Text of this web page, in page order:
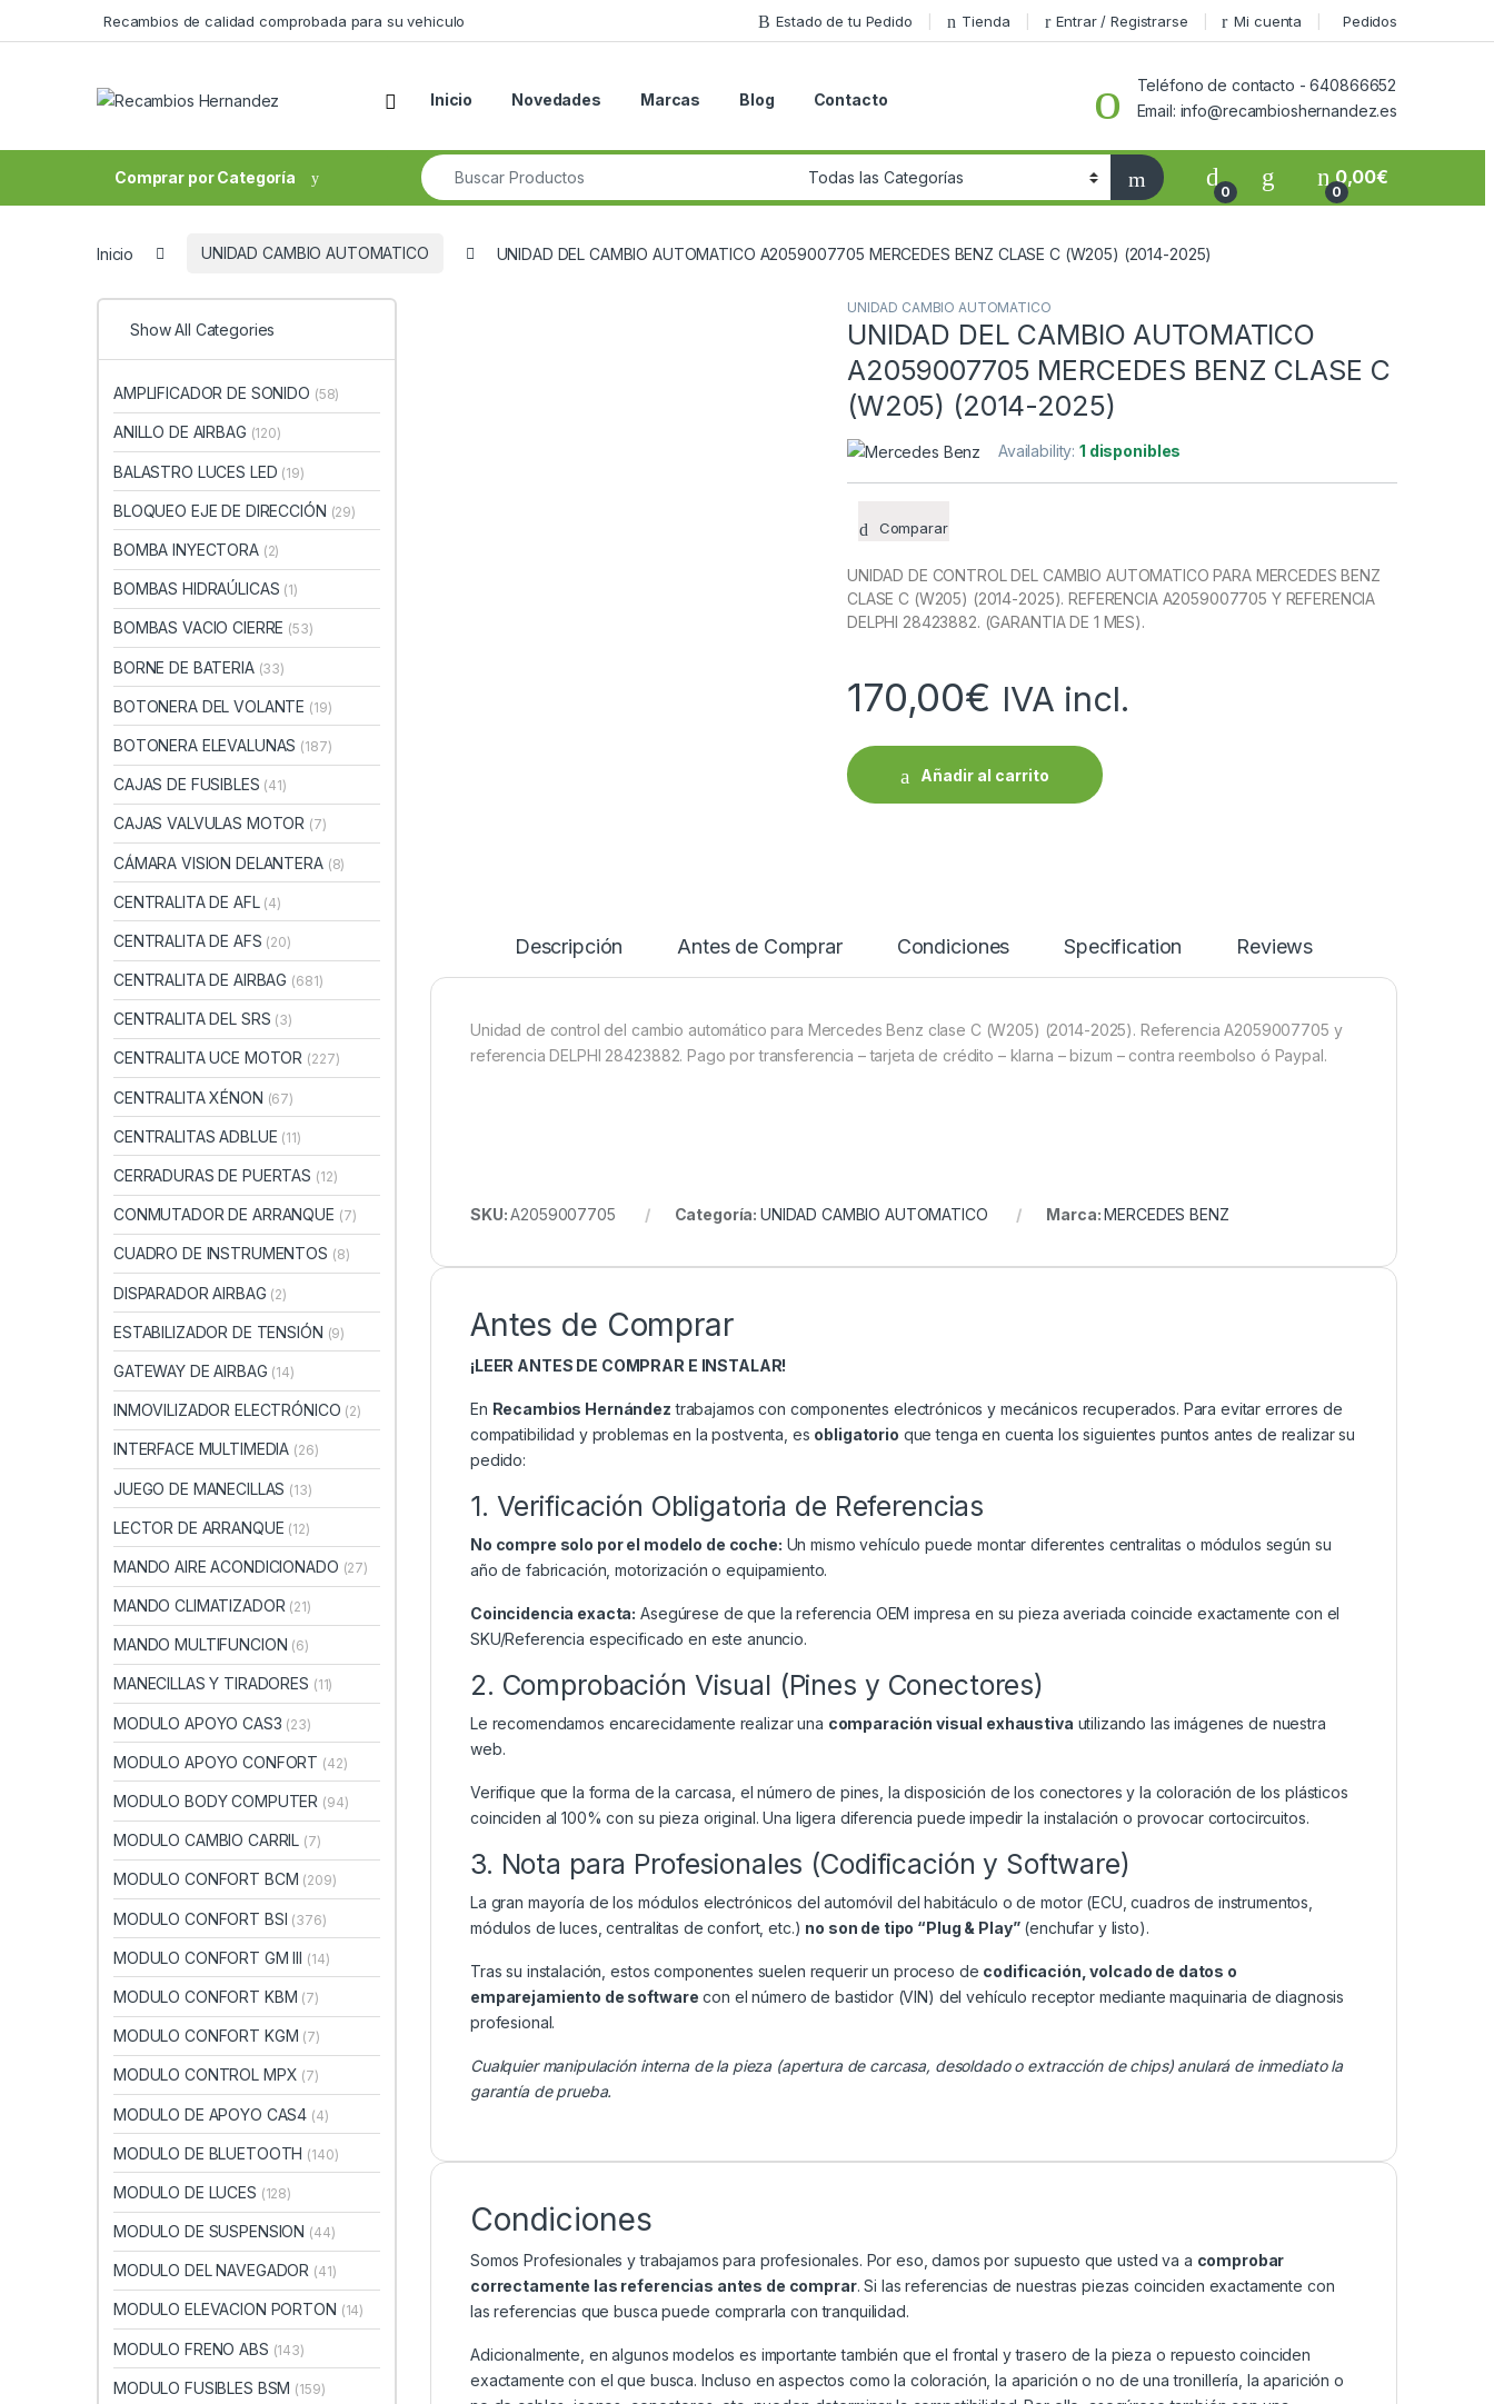
Recambios de calidad comprobada para su vehiculo Estado de tu Pedido Tienda Entrar / Registrarse Mi cuenta Pedidos
Open Inicio Novedades Marcas Blog Contacto
Teléfono de contacto - 640866652
Email: info@recambioshernandez.es
Comprar por Categoría
Search for:
0 0
0,00€
Inicio UNIDAD CAMBIO AUTOMATICO UNIDAD DEL CAMBIO AUTOMATICO A2059007705 MERCEDES BENZ CLASE C (W205) (2014-2025)
UNIDAD CAMBIO AUTOMATICO
UNIDAD DEL CAMBIO AUTOMATICO
A2059007705 MERCEDES BENZ CLASE C
(W205) (2014-2025)
Availability:1 disponibles
Comparar
UNIDAD DE CONTROL DEL CAMBIO AUTOMATICO PARA MERCEDES BENZ
CLASE C (W205) (2014-2025). REFERENCIA A2059007705 Y REFERENCIA
DELPHI 28423882. (GARANTIA DE 1 MES).
170,00€ IVA incl.
Añadir al carrito
Descripción Antes de Comprar Condiciones Specification Reviews
Unidad de control del cambio automático para Mercedes Benz clase C (W205) (2014-2025). Referencia A2059007705 y
referencia DELPHI 28423882. Pago por transferencia – tarjeta de crédito – klarna – bizum – contra reembolso ó Paypal.
SKU:A2059007705 Categoría: UNIDAD CAMBIO AUTOMATICO Marca:MERCEDES BENZ
Antes de Comprar
¡LEER ANTES DE COMPRAR E INSTALAR!
En Recambios Hernández trabajamos con componentes electrónicos y mecánicos recuperados. Para evitar errores de
compatibilidad y problemas en la postventa, es obligatorio que tenga en cuenta los siguientes puntos antes de realizar su
pedido:
1. Verificación Obligatoria de Referencias
No compre solo por el modelo de coche: Un mismo vehículo puede montar diferentes centralitas o módulos según su
año de fabricación, motorización o equipamiento.
Coincidencia exacta: Asegúrese de que la referencia OEM impresa en su pieza averiada coincide exactamente con el
SKU/Referencia especificado en este anuncio.
2. Comprobación Visual (Pines y Conectores)
Le recomendamos encarecidamente realizar una comparación visual exhaustiva utilizando las imágenes de nuestra
web.
Verifique que la forma de la carcasa, el número de pines, la disposición de los conectores y la coloración de los plásticos
coinciden al 100% con su pieza original. Una ligera diferencia puede impedir la instalación o provocar cortocircuitos.
3. Nota para Profesionales (Codificación y Software)
La gran mayoría de los módulos electrónicos del automóvil del habitáculo o de motor (ECU, cuadros de instrumentos,
módulos de luces, centralitas de confort, etc.) no son de tipo “Plug & Play”(enchufar y listo).
Tras su instalación, estos componentes suelen requerir un proceso de codificación, volcado de datos o
emparejamiento de software con el número de bastidor (VIN) del vehículo receptor mediante maquinaria de diagnosis
profesional.
Cualquier manipulación interna de la pieza (apertura de carcasa, desoldado o extracción de chips) anulará de inmediato la
garantía de prueba.
Condiciones
Somos Profesionales y trabajamos para profesionales. Por eso, damos por supuesto que usted va a comprobar
correctamente las referencias antes de comprar. Si las referencias de nuestras piezas coinciden exactamente con
las referencias que busca puede comprarla con tranquilidad.
Adicionalmente, en algunos modelos es importante también que el frontal y trasero de la pieza o repuesto coinciden
exactamente con el que busca. Incluso en aspectos como la coloración, la aparición o no de una tronillería, la aparición o
Show All Categories
AMPLIFICADOR DE SONIDO (58)
ANILLO DE AIRBAG (120)
BALASTRO LUCES LED (19)
BLOQUEO EJE DE DIRECCIÓN (29)
BOMBA INYECTORA (2)
BOMBAS HIDRAÚLICAS (1)
BOMBAS VACIO CIERRE (53)
BORNE DE BATERIA (33)
BOTONERA DEL VOLANTE (19)
BOTONERA ELEVALUNAS (187)
CAJAS DE FUSIBLES (41)
CAJAS VALVULAS MOTOR (7)
CÁMARA VISION DELANTERA (8)
CENTRALITA DE AFL (4)
CENTRALITA DE AFS (20)
CENTRALITA DE AIRBAG (681)
CENTRALITA DEL SRS (3)
CENTRALITA UCE MOTOR (227)
CENTRALITA XÉNON (67)
CENTRALITAS ADBLUE (11)
CERRADURAS DE PUERTAS (12)
CONMUTADOR DE ARRANQUE (7)
CUADRO DE INSTRUMENTOS (8)
DISPARADOR AIRBAG (2)
ESTABILIZADOR DE TENSIÓN (9)
GATEWAY DE AIRBAG (14)
INMOVILIZADOR ELECTRÓNICO (2)
INTERFACE MULTIMEDIA (26)
JUEGO DE MANECILLAS (13)
LECTOR DE ARRANQUE (12)
MANDO AIRE ACONDICIONADO (27)
MANDO CLIMATIZADOR (21)
MANDO MULTIFUNCION (6)
MANECILLAS Y TIRADORES (11)
MODULO APOYO CAS3 (23)
MODULO APOYO CONFORT (42)
MODULO BODY COMPUTER (94)
MODULO CAMBIO CARRIL (7)
MODULO CONFORT BCM (209)
MODULO CONFORT BSI (376)
MODULO CONFORT GM III (14)
MODULO CONFORT KBM (7)
MODULO CONFORT KGM (7)
MODULO CONTROL MPX (7)
MODULO DE APOYO CAS4 (4)
MODULO DE BLUETOOTH (140)
MODULO DE LUCES (128)
MODULO DE SUSPENSION (44)
MODULO DEL NAVEGADOR (41)
MODULO ELEVACION PORTON (14)
MODULO FRENO ABS (143)
MODULO FUSIBLES BSM (159)